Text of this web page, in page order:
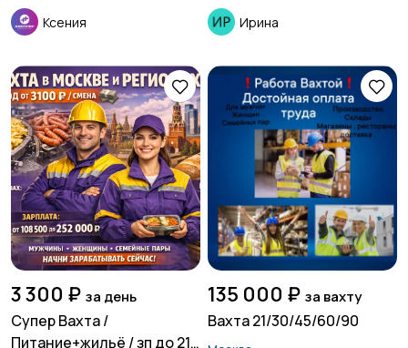
Ксения Ирина
3 300 ₽ за день
Супер Вахта /
Питание+жильё / зп до 216
135 000 ₽ за вахту
Вахта 21/30/45/60/90